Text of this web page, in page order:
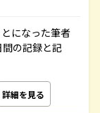
になった筆者
の記録と記
詳細を見る